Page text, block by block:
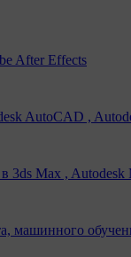
After Effects
AutoCAD ,
3ds Max ,
машинного